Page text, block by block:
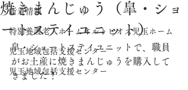
新着情報
特別養護老人ホームオルトビオス児玉ホーム
児玉地域包括支援センター
児玉地域包括支援センター
焼きまんじゅう（皐・ショ
ートステイユニット）
皐・ショートステイユニットで、職員
がお土産に焼きまんじゅうを購入して
きました！